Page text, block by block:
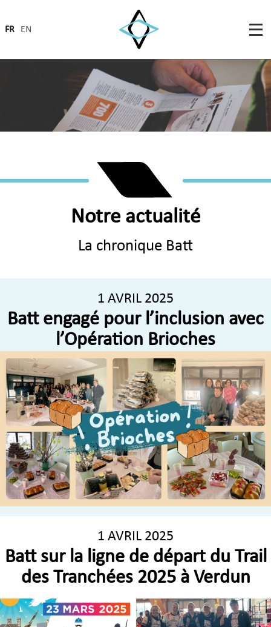
FR EN
Notre actualité
La chronique Batt
1 AVRIL 2025
Batt engagé pour l’inclusion avec
l’Opération Brioches
1 AVRIL 2025
Batt sur la ligne de départ du Trail
des Tranchées 2025 à Verdun